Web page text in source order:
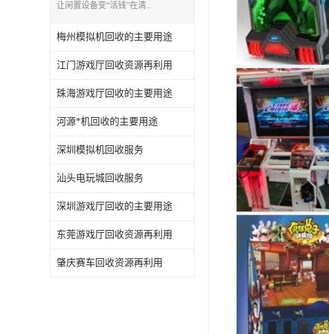
让闲置设备变“活钱”在清..
梅州模拟机回收的主要用途
江门游戏厅回收资源再利用
珠海游戏厅回收的主要用途
河源*机回收的主要用途
深圳模拟机回收服务
汕头电玩城回收服务
深圳游戏厅回收的主要用途
东莞游戏厅回收资源再利用
肇庆赛车回收资源再利用